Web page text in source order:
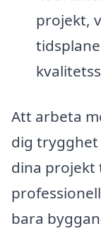
projekt,
Att arbeta
dig trygghet
dina projekt
bara